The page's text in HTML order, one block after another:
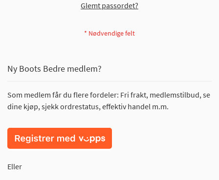
Glemt passordet?
Ny Boots Bedre medlem?
Som medlem får du flere fordeler: Fri frakt, medlemstilbud, se
dine kjøp, sjekk ordrestatus, effektiv handel m.m.
Eller